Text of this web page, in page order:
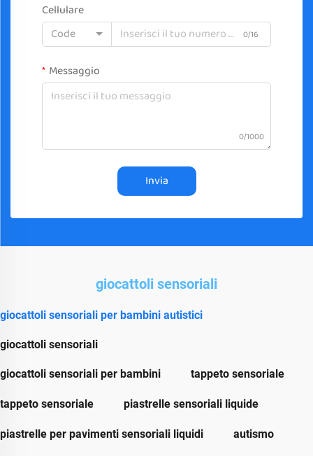
Cellulare
Code
0/16
Messaggio
0/1000
Invia
giocattoli sensoriali
giocattoli sensoriali per bambini autistici
giocattoli sensoriali
giocattoli sensoriali per bambini tappeto sensoriale
tappeto sensoriale piastrelle sensoriali liquide
piastrelle per pavimenti sensoriali liquidi autismo